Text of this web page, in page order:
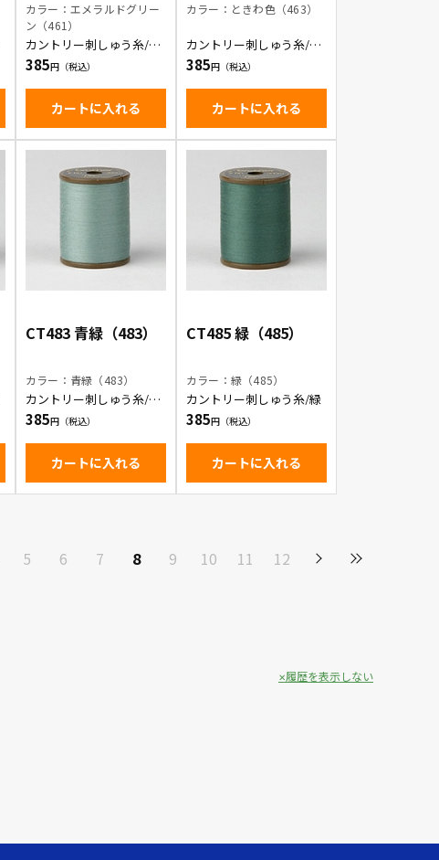
カラー：エメラルドグリー
ン（461）
カントリー刺しゅう糸/エ
メラルドグリーン
385
カートに入れる
カラー：ときわ色（463）
カントリー刺しゅう糸/と
きわ色
385
カートに入れる
CT483 青緑（483）
カラー：青緑（483）
カントリー刺しゅう糸/青
緑
385
カートに入れる
CT485 緑（485）
カラー：緑（485）
カントリー刺しゅう糸/緑
385
カートに入れる
5 6 7 8 9 10 11 12
履歴を表示しない